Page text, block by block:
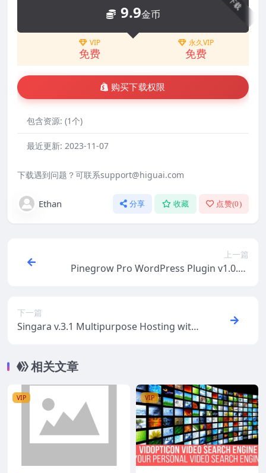
下载
9.9金币
VIP
免费
永久VIP
免费
购买下载权限
包含资源: (1个)
最近更新: 2023-11-07
下载遇到问题？可联系support@higuai.com
Ethan 分享 收藏 点赞(0)
上一篇
Pinegrow Pro WordPress Plugin v1.0.23
下一篇
Singara v.3.1 Multipurpose Hosting with
相关文章
VIP VIP